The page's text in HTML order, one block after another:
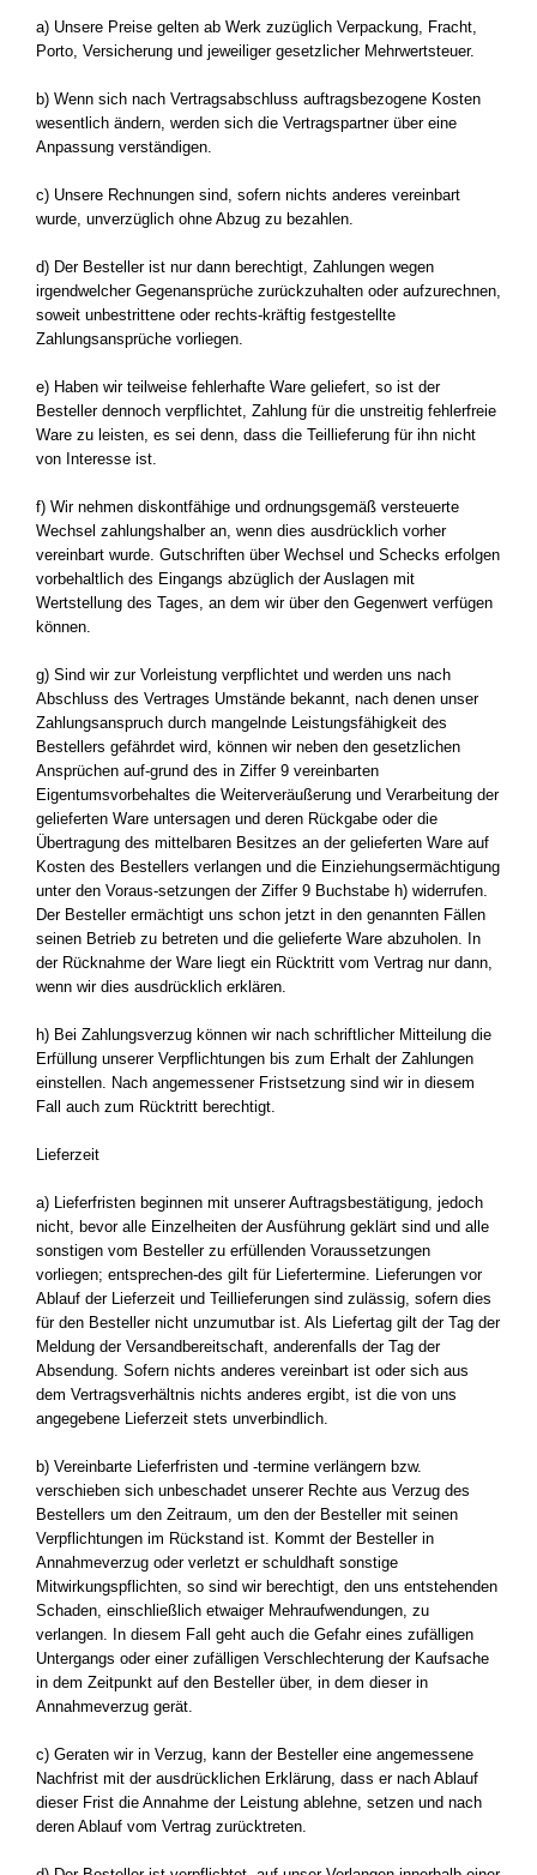
a) Unsere Preise gelten ab Werk zuzüglich Verpackung, Fracht,
Porto, Versicherung und jeweiliger gesetzlicher Mehrwertsteuer.
b) Wenn sich nach Vertragsabschluss auftragsbezogene Kosten
wesentlich ändern, werden sich die Vertragspartner über eine
Anpassung verständigen.
c) Unsere Rechnungen sind, sofern nichts anderes vereinbart
wurde, unverzüglich ohne Abzug zu bezahlen.
d) Der Besteller ist nur dann berechtigt, Zahlungen wegen
irgendwelcher Gegenansprüche zurückzuhalten oder aufzurechnen,
soweit unbestrittene oder rechts-kräftig festgestellte
Zahlungsansprüche vorliegen.
e) Haben wir teilweise fehlerhafte Ware geliefert, so ist der
Besteller dennoch verpflichtet, Zahlung für die unstreitig fehlerfreie
Ware zu leisten, es sei denn, dass die Teillieferung für ihn nicht
von Interesse ist.
f) Wir nehmen diskontfähige und ordnungsgemäß versteuerte
Wechsel zahlungshalber an, wenn dies ausdrücklich vorher
vereinbart wurde. Gutschriften über Wechsel und Schecks erfolgen
vorbehaltlich des Eingangs abzüglich der Auslagen mit
Wertstellung des Tages, an dem wir über den Gegenwert verfügen
können.
g) Sind wir zur Vorleistung verpflichtet und werden uns nach
Abschluss des Vertrages Umstände bekannt, nach denen unser
Zahlungsanspruch durch mangelnde Leistungsfähigkeit des
Bestellers gefährdet wird, können wir neben den gesetzlichen
Ansprüchen auf-grund des in Ziffer 9 vereinbarten
Eigentumsvorbehaltes die Weiterveräußerung und Verarbeitung der
gelieferten Ware untersagen und deren Rückgabe oder die
Übertragung des mittelbaren Besitzes an der gelieferten Ware auf
Kosten des Bestellers verlangen und die Einziehungsermächtigung
unter den Voraus-setzungen der Ziffer 9 Buchstabe h) widerrufen.
Der Besteller ermächtigt uns schon jetzt in den genannten Fällen
seinen Betrieb zu betreten und die gelieferte Ware abzuholen. In
der Rücknahme der Ware liegt ein Rücktritt vom Vertrag nur dann,
wenn wir dies ausdrücklich erklären.
h) Bei Zahlungsverzug können wir nach schriftlicher Mitteilung die
Erfüllung unserer Verpflichtungen bis zum Erhalt der Zahlungen
einstellen. Nach angemessener Fristsetzung sind wir in diesem
Fall auch zum Rücktritt berechtigt.
Lieferzeit
a) Lieferfristen beginnen mit unserer Auftragsbestätigung, jedoch
nicht, bevor alle Einzelheiten der Ausführung geklärt sind und alle
sonstigen vom Besteller zu erfüllenden Voraussetzungen
vorliegen; entsprechen-des gilt für Liefertermine. Lieferungen vor
Ablauf der Lieferzeit und Teillieferungen sind zulässig, sofern dies
für den Besteller nicht unzumutbar ist. Als Liefertag gilt der Tag der
Meldung der Versandbereitschaft, anderenfalls der Tag der
Absendung. Sofern nichts anderes vereinbart ist oder sich aus
dem Vertragsverhältnis nichts anderes ergibt, ist die von uns
angegebene Lieferzeit stets unverbindlich.
b) Vereinbarte Lieferfristen und -termine verlängern bzw.
verschieben sich unbeschadet unserer Rechte aus Verzug des
Bestellers um den Zeitraum, um den der Besteller mit seinen
Verpflichtungen im Rückstand ist. Kommt der Besteller in
Annahmeverzug oder verletzt er schuldhaft sonstige
Mitwirkungspflichten, so sind wir berechtigt, den uns entstehenden
Schaden, einschließlich etwaiger Mehraufwendungen, zu
verlangen. In diesem Fall geht auch die Gefahr eines zufälligen
Untergangs oder einer zufälligen Verschlechterung der Kaufsache
in dem Zeitpunkt auf den Besteller über, in dem dieser in
Annahmeverzug gerät.
c) Geraten wir in Verzug, kann der Besteller eine angemessene
Nachfrist mit der ausdrücklichen Erklärung, dass er nach Ablauf
dieser Frist die Annahme der Leistung ablehne, setzen und nach
deren Ablauf vom Vertrag zurücktreten.